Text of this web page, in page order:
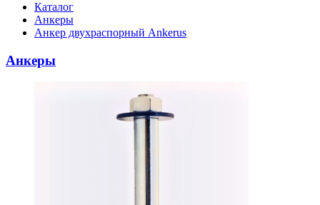
Каталог
Анкеры
Анкер двухраспорный Ankerus
Анкеры